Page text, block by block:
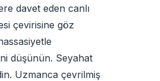
davet eden canlı
çevirisine göz
düşünün. Seyahat
Uzmanca çevrilmiş